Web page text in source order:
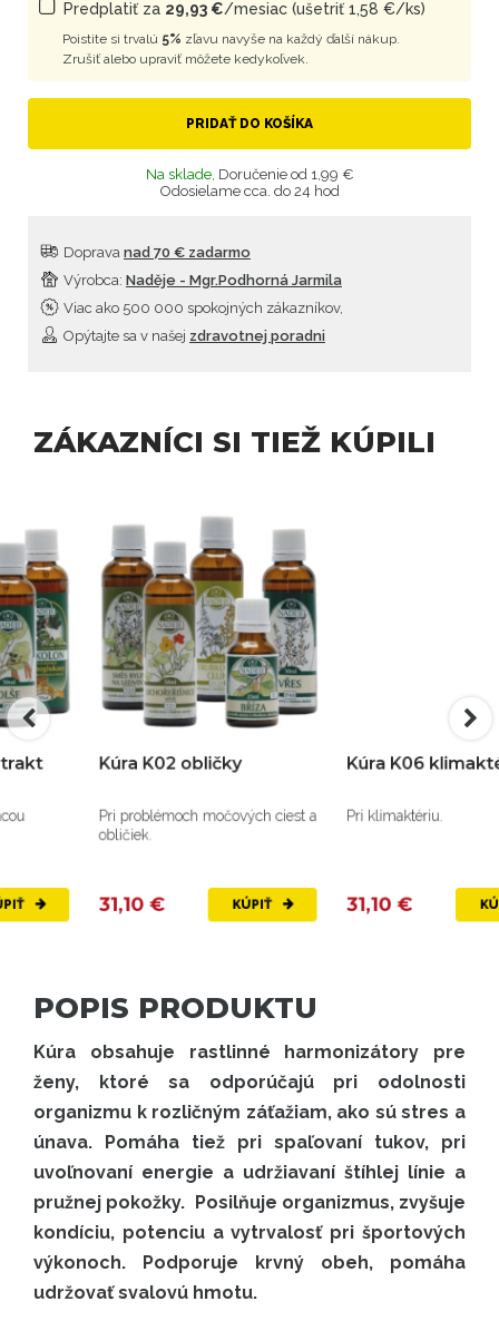
Predplatiť za 29,93 €/mesiac (ušetriť 1,58 €/ks)
Poistite si trvalú 5% zľavu navyše na každý ďalší nákup.
Zrušiť alebo upraviť môžete kedykoľvek.
PRIDAŤ DO KOŠÍKA
Na sklade, Doručenie od 1,99 €
Odosielame cca. do 24 hod
Doprava nad 70 € zadarmo
Viac ako 500 000 spokojných zákazníkov,
Výrobca: Naděje - Mgr.Podhorná Jarmila
Opýtajte sa v našej zdravotnej poradni
ZÁKAZNÍCI SI TIEŽ KÚPILI
Kúra K02 obličky
Pri problémoch močových ciest a
31,10 € KÚPIŤ
Kúra K06 klimaktérium
Pri klimaktériu.
31,10 € KÚPIŤ
POPIS PRODUKTU
Kúra obsahuje rastlinné harmonizátory pre
ženy, ktoré sa odporúčajú pri odolnosti
organizmu k rozličným záťažiam, ako sú stres a
únava. Pomáha tiež pri spaľovaní tukov, pri
uvoľnovaní energie a udržiavaní štíhlej línie a
pružnej pokožky. Posilňuje organizmus, zvyšuje
kondíciu, potenciu a vytrvalosť pri športových
výkonoch. Podporuje krvný obeh, pomáha
udržovať svalovú hmotu.